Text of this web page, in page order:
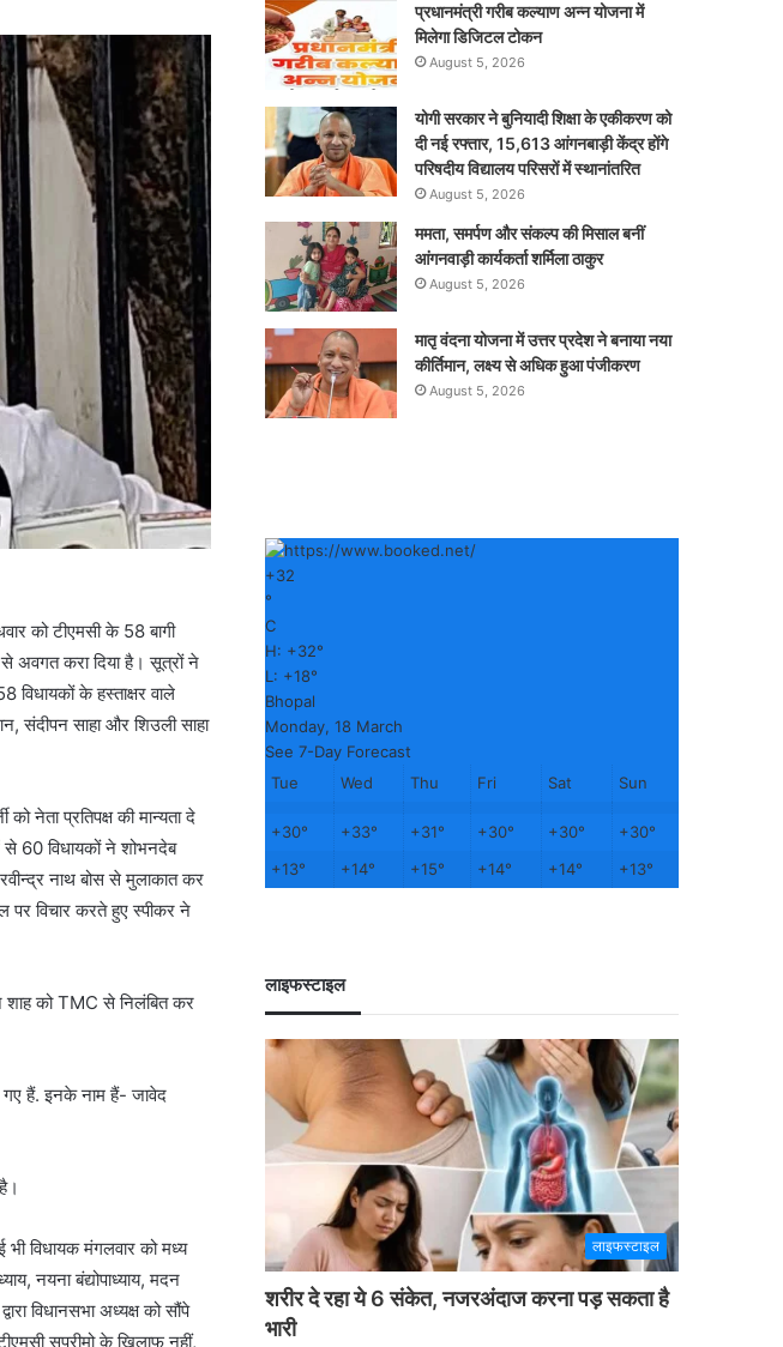
को टीएमसी के 58 बागी
से अवगत करा दिया है। सूत्रों ने
विधायकों के हस्ताक्षर वाले
संदीपन साहा और शिउली साहा
नेता प्रतिपक्ष की मान्यता दे
से 60 विधायकों ने शोभनदेब
नाथ बोस से मुलाकात कर
पर विचार करते हुए स्पीकर ने
शाह को TMC से निलंबित कर
गए हैं. इनके नाम हैं- जावेद
विधायक मंगलवार को मध्य
नयना बंद्योपाध्याय, मदन
विधानसभा अध्यक्ष को सौंपे
सुप्रीमो के खिलाफ नहीं,
प्रधानमंत्री गरीब कल्याण अन्न योजना में
मिलेगा डिजिटल टोकन
August 5, 2026
योगी सरकार ने बुनियादी शिक्षा के एकीकरण को
दी नई रफ्तार, 15,613 आंगनबाड़ी केंद्र होंगे
परिषदीय विद्यालय परिसरों में स्थानांतरित
August 5, 2026
ममता, समर्पण और संकल्प की मिसाल बनीं
आंगनवाड़ी कार्यकर्ता शर्मिला ठाकुर
August 5, 2026
मातृ वंदना योजना में उत्तर प्रदेश ने बनाया नया
कीर्तिमान, लक्ष्य से अधिक हुआ पंजीकरण
August 5, 2026
+32
°
C
H: +32°
L: +18°
Bhopal
Monday, 18 March
See 7-Day Forecast
Tue
Wed Thu Fri Sat Sun
+30° +33° +31° +30° +30° +30°
+13° +14° +15° +14° +14° +13°
लाइफस्टाइल
लाइफस्टाइल
शरीर दे रहा ये 6 संकेत, नजरअंदाज करना पड़ सकता है
भारी